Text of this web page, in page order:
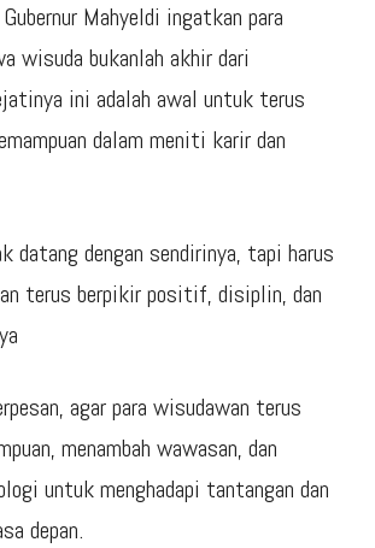
Mahyeldi ingatkan para
wisuda bukanlah akhir dari
ini adalah awal untuk terus
dalam meniti karir dan
datang dengan sendirinya, tapi harus
terus berpikir positif, disiplin, dan
agar para wisudawan terus
menambah wawasan, dan
untuk menghadapi tantangan dan
depan.